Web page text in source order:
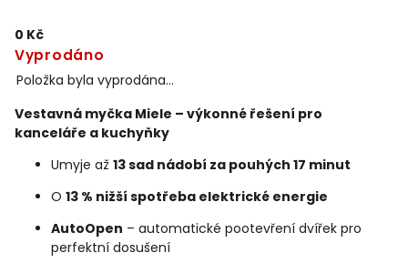
0 Kč
Vyprodáno
Položka byla vyprodána…
Vestavná myčka Miele – výkonné řešení pro
kanceláře a kuchyňky
Umyje až 13 sad nádobí za pouhých 17 minut
O 13 % nižší spotřeba elektrické energie
AutoOpen – automatické pootevření dvířek pro
perfektní dosušení